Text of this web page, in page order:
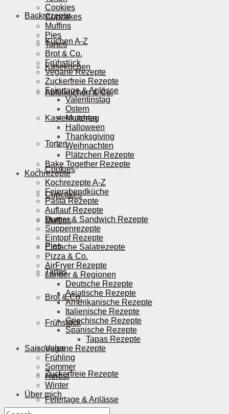
Backrezepte
Kuchen A-Z
Käsekuchen
Apfelkuchen & Co.
Kastenkuchen
Torten
Cookies
Cupcakes
Muffins
Pies
Tartes
Brot & Co.
Frühstück
Vegane Rezepte
Zuckerfreie Rezepte
Feiertage & Anlässe
Cookies
Cupcakes
Muffins
Pies
Tartes
Brot & Co.
Frühstück
Vegane Rezepte
Zuckerfreie Rezepte
Feiertage & Anlässe
Valentinstag
Ostern
Muttertag
Halloween
Thanksgiving
Weihnachten
Plätzchen Rezepte
Bake Together Rezepte
Kochrezepte
Kochrezepte A-Z
Feierabendküche
Pasta Rezepte
Auflauf Rezepte
Burger & Sandwich Rezepte
Suppenrezepte
Eintopf Rezepte
Einfache Salatrezepte
Pizza & Co.
AirFryer Rezepte
Länder & Regionen
Deutsche Rezepte
Asiatische Rezepte
Amerikanische Rezepte
Italienische Rezepte
Griechische Rezepte
Spanische Rezepte
Tapas Rezepte
Saisonales
Frühling
Sommer
Herbst
Winter
Über mich